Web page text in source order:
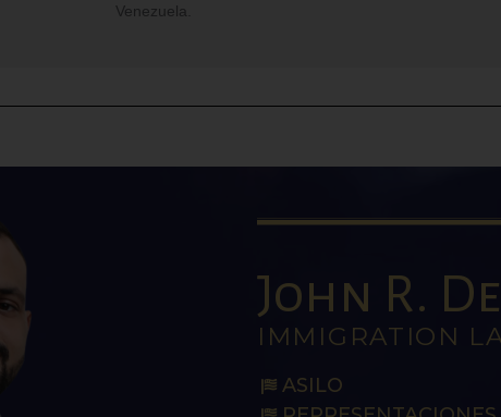
Venezuela.
John R.
IMMIGRATION
ASILO